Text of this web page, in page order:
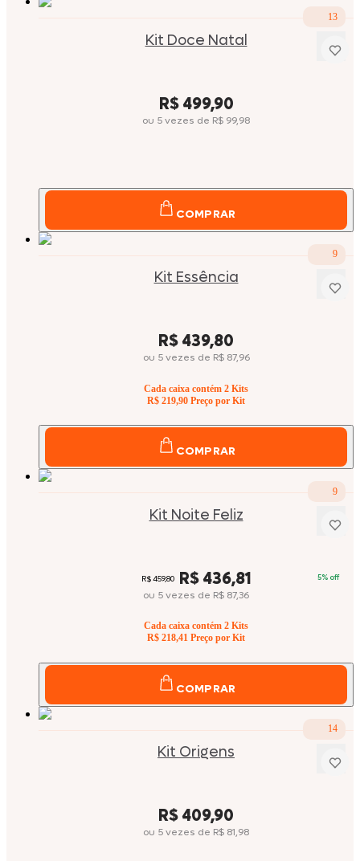
Kit Doce Natal
Price:
R$ 499,90
ou 5vezes de R$ 99,98
13
COMPRAR
Kit Essência
Price:
R$ 439,80
ou 5vezes de R$ 87,96
Cada caixa contém 2 Kits
R$ 219,90 Preço por Kit
9
COMPRAR
Kit Noite Feliz
Original price:
R$ 459,80 Price:
R$ 436,81 5% off
ou 5vezes de R$ 87,36
Cada caixa contém 2 Kits
R$ 218,41 Preço por Kit
9
COMPRAR
Kit Origens
Price:
R$ 409,90
ou 5vezes de R$ 81,98
14